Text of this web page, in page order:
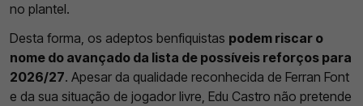
no plantel.
Desta forma, os adeptos benfiquistas podem riscar o
nome do avançado da lista de possíveis reforços para
2026/27. Apesar da qualidade reconhecida de Ferran Font
e da sua situação de jogador livre, Edu Castro não pretende